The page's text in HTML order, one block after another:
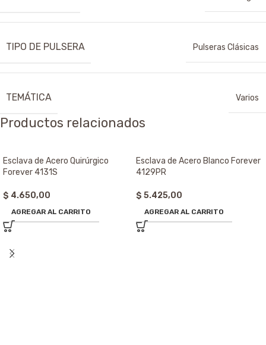
TIPO DE PULSERA Pulseras Clásicas
TEMÁTICA Varios
Productos relacionados
Esclava de Acero Quirúrgico
Forever 4131S
$ 4.650,00
AGREGAR AL CARRITO
Esclava de Acero Blanco Forever
4129PR
$ 5.425,00
AGREGAR AL CARRITO